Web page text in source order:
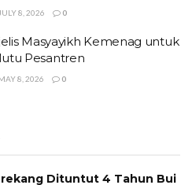
JULY 8, 2026 0
Masyayikh Kemenag untuk
Pesantren
8, 2026 0
Dituntut 4 Tahun Bui